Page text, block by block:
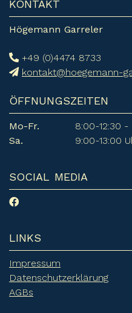
KONTAKT
Högemann Garreler
+49 (0)4474 8733
kontakt@hoegemann-
ÖFFNUNGSZEITEN
Mo-Fr.
8:00-12:30 -
Sa.
9:00-13:00
SOCIAL MEDIA
LINKS
Impressum
Datenschutzerklärung
AGBs